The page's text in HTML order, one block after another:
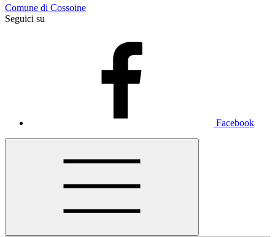
Comune di Cossoine
Seguici su
Facebook